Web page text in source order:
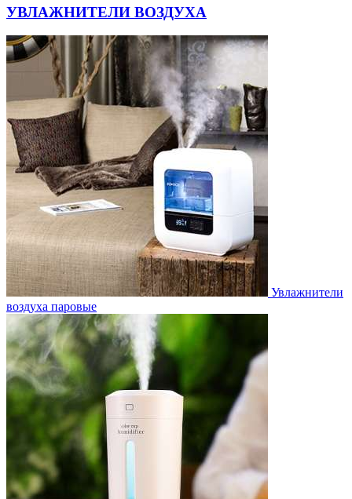
УВЛАЖНИТЕЛИ ВОЗДУХА
Увлажнители
воздуха паровые